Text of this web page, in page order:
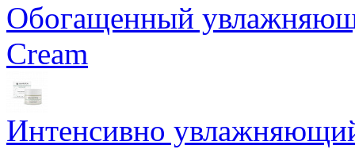
Обогащенный
Cream
Интенсивно